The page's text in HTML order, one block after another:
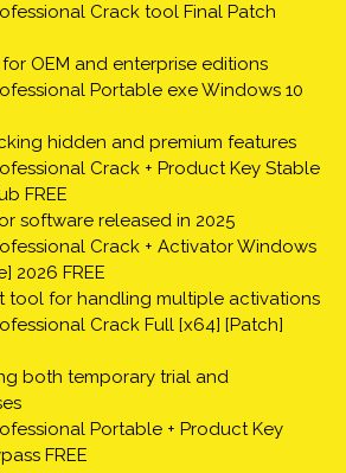
Crack tool Final Patch
OEM and enterprise editions
Portable exe Windows 10
hidden and premium features
Crack + Product Key Stable
FREE
software released in 2025
Crack + Activator Windows
2026 FREE
tool for handling multiple activations
Crack Full [x64] [Patch]
both temporary trial and
Portable + Product Key
FREE